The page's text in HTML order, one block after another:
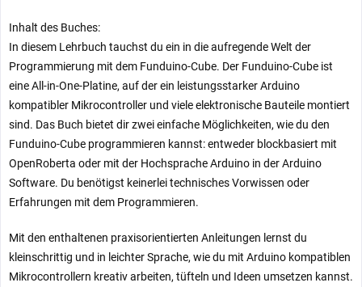
Inhalt des Buches:
In diesem Lehrbuch tauchst du ein in die aufregende Welt der
Programmierung mit dem Funduino-Cube. Der Funduino-Cube ist
eine All-in-One-Platine, auf der ein leistungsstarker Arduino
kompatibler Mikrocontroller und viele elektronische Bauteile montiert
sind. Das Buch bietet dir zwei einfache Möglichkeiten, wie du den
Funduino-Cube programmieren kannst: entweder blockbasiert mit
OpenRoberta oder mit der Hochsprache Arduino in der Arduino
Software. Du benötigst keinerlei technisches Vorwissen oder
Erfahrungen mit dem Programmieren.
Mit den enthaltenen praxisorientierten Anleitungen lernst du
kleinschrittig und in leichter Sprache, wie du mit Arduino kompatiblen
Mikrocontrollern kreativ arbeiten, tüfteln und Ideen umsetzen kannst.